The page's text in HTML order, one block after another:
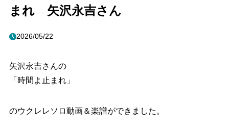
まれ 矢沢永吉さん
2026/05/22
矢沢永吉さんの
「時間よ止まれ」
のウクレレソロ動画＆楽譜ができました。